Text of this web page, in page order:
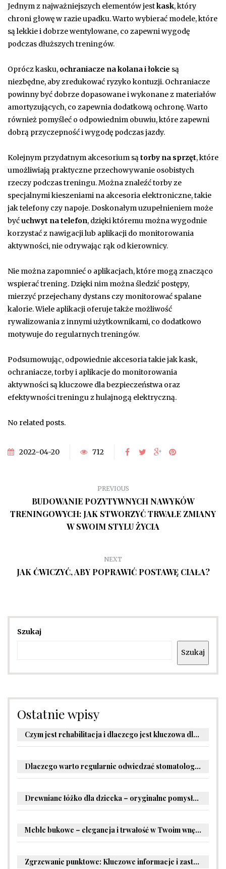
Jednym z najważniejszych elementów jestkask, który
chroni głowę w razie upadku. Warto wybierać modele, które
są lekkie i dobrze wentylowane, co zapewni wygodę
podczas dłuższych treningów.
Oprócz kasku, ochraniacze na kolana i łokcie są
niezbędne, aby zredukować ryzyko kontuzji. Ochraniacze
powinny być dobrze dopasowane i wykonane z materiałów
amortyzujących, co zapewnia dodatkową ochronę. Warto
również pomyśleć o odpowiednim obuwiu, które zapewni
dobrą przyczepność i wygodę podczas jazdy.
Kolejnym przydatnym akcesorium sątorby na sprzęt, które
umożliwiają praktyczne przechowywanie osobistych
rzeczy podczas treningu. Można znaleźć torby ze
specjalnymi kieszeniami na akcesoria elektroniczne, takie
jak telefony czy napoje. Doskonałym uzupełnieniem może
byćuchwyt na telefon, dzięki któremu można wygodnie
korzystać z nawigacji lub aplikacji do monitorowania
aktywności, nie odrywając rąk od kierownicy.
Nie można zapomnieć o aplikacjach, które mogą znacząco
wspierać trening. Dzięki nim można śledzić postępy,
mierzyć przejechany dystans czy monitorować spalane
kalorie. Wiele aplikacji oferuje także możliwość
rywalizowania z innymi użytkownikami, co dodatkowo
motywuje do regularnych treningów.
Podsumowując, odpowiednie akcesoria takie jak kask,
ochraniacze, torby i aplikacje do monitorowania
aktywności są kluczowe dla bezpieczeństwa oraz
efektywności treningu z hulajnogą elektryczną.
No related posts.
2022-04-20 712
PREVIOUS
BUDOWANIE POZYTYWNYCH NAWYKÓW
TRENINGOWYCH: JAK STWORZYĆ TRWAŁE ZMIANY
W SWOIM STYLU ŻYCIA
NEXT
JAK ĆWICZYĆ, ABY POPRAWIĆ POSTAWĘ CIAŁA?
Szukaj
Szukaj
Ostatnie wpisy
Czym jest rehabilitacja i dlaczego jest kluczowa dla powrotu do zdrowia?
Dlaczego warto regularnie odwiedzać stomatologa?
Drewniane łóżko dla dziecka – oryginalne pomysły na aranżację pokoju malucha
Meble bukowe – elegancja i trwałość w Twoim wnętrzu
Zgrzewanie punktowe: Kluczowe informacje i zastosowania w przemyśle